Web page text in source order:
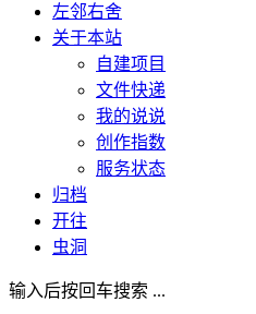
左邻右舍
关于本站
自建项目
文件快递
我的说说
创作指数
服务状态
归档
开往
虫洞
输入后按回车搜索 ...